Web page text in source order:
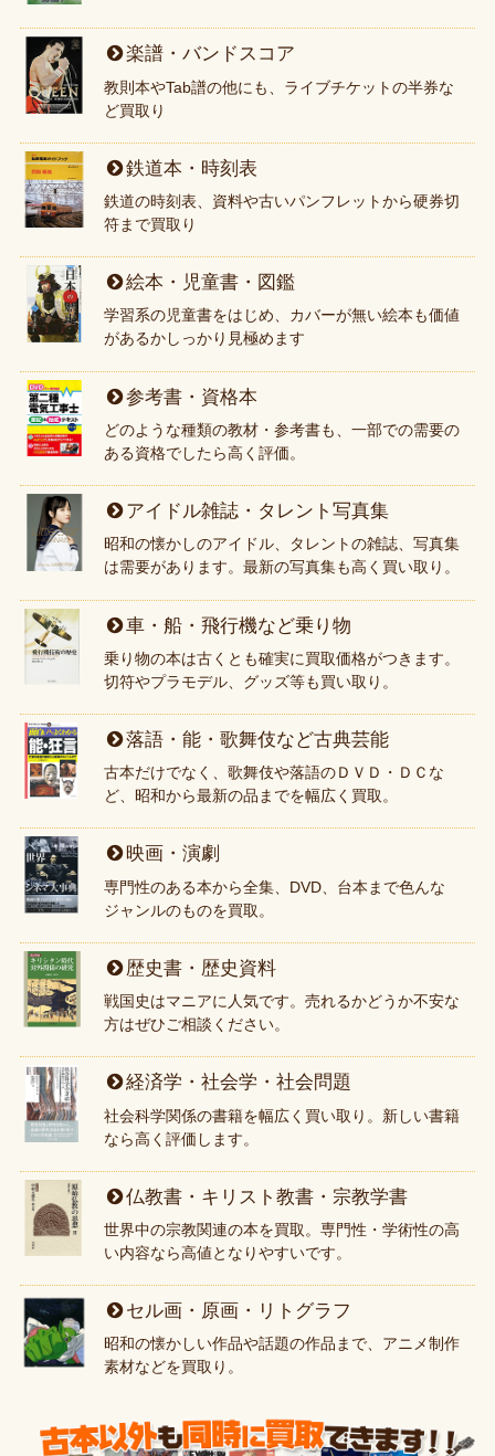
楽譜・バンドスコア
教則本やTab譜の他にも、ライブチケットの半券な
ど買取り
鉄道本・時刻表
鉄道の時刻表、資料や古いパンフレットから硬券切
符まで買取り
絵本・児童書・図鑑
学習系の児童書をはじめ、カバーが無い絵本も価値
があるかしっかり見極めます
参考書・資格本
どのような種類の教材・参考書も、一部での需要の
ある資格でしたら高く評価。
アイドル雑誌・タレント写真集
昭和の懐かしのアイドル、タレントの雑誌、写真集
は需要があります。最新の写真集も高く買い取り。
車・船・飛行機など乗り物
乗り物の本は古くとも確実に買取価格がつきます。
切符やプラモデル、グッズ等も買い取り。
落語・能・歌舞伎など古典芸能
古本だけでなく、歌舞伎や落語のＤＶＤ・ＤＣな
ど、昭和から最新の品までを幅広く買取。
映画・演劇
専門性のある本から全集、DVD、台本まで色んな
ジャンルのものを買取。
歴史書・歴史資料
戦国史はマニアに人気です。売れるかどうか不安な
方はぜひご相談ください。
経済学・社会学・社会問題
社会科学関係の書籍を幅広く買い取り。新しい書籍
なら高く評価します。
仏教書・キリスト教書・宗教学書
世界中の宗教関連の本を買取。専門性・学術性の高
い内容なら高値となりやすいです。
セル画・原画・リトグラフ
昭和の懐かしい作品や話題の作品まで、アニメ制作
素材などを買取り。